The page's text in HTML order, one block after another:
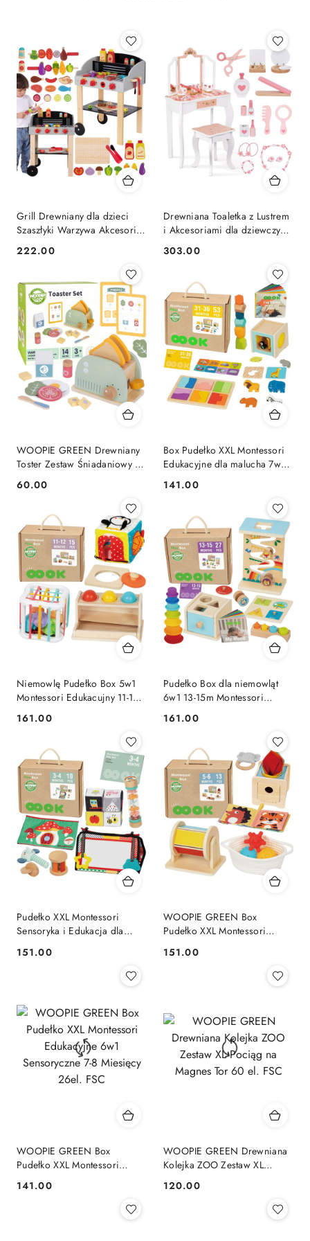
Grill Drewniany dla dzieci
Szaszłyki Warzywa Akcesoria
24el.
Cena:
222.00
Drewniana Toaletka z Lustrem
i Akcesoriami dla dziewczynki
WOOPIE GREEN
Cena:
303.00
WOOPIE GREEN Drewniany
Toster Zestaw Śniadaniowy z
Cena:
60.00
Box Pudełko XXL Montessori
Edukacyjne dla malucha 7w1
Cena:
141.00
Niemowlę Pudełko Box 5w1
Montessori Edukacujny 11-12M
FSC WOOPIE GREEN
Cena:
161.00
Pudełko Box dla niemowląt
6w1 13-15m Montessori
Edukacyjne Sensoryczne FSC
Cena:
161.00
Pudełko XXL Montessori
Sensoryka i Edukacja dla
GREEN
Cena:
151.00
WOOPIE GREEN Box
Pudełko XXL Montessori
5-6 Miesięcy 13el. FSC
Cena:
151.00
WOOPIE GREEN Box
Pudełko XXL Montessori
7-8 Miesięcy 26el. FSC
Cena:
141.00
WOOPIE GREEN Drewniana
Kolejka ZOO Zestaw XL
FSC
Cena:
120.00